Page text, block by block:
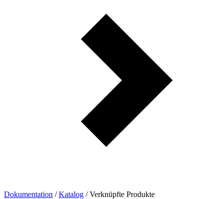
Dokumentation / Katalog / Verknüpfte Produkte